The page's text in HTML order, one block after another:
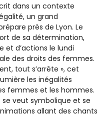
dans un contexte
un grand
près de Lyon. Le
de sa détermination,
et d’actions le lundi
des droits des femmes.
tout s’arrête », cet
les inégalités
femmes et les hommes.
se veut symbolique et se
allant des chants